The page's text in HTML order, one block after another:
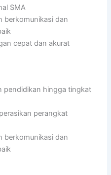
SMA
berkomunikasi dan
cepat dan akurat
pendidikan hingga tingkat
perangkat
berkomunikasi dan